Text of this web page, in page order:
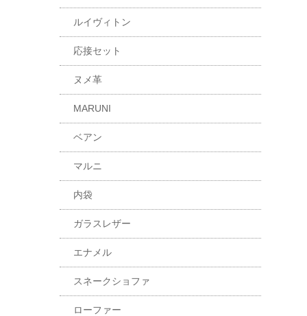
ルイヴィトン
応接セット
ヌメ革
MARUNI
ベアン
マルニ
内袋
ガラスレザー
エナメル
スネークショファ
ローファー